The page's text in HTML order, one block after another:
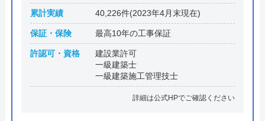
累計実績 40,226件(2023年4月末現在)
保証・保険 最高10年の工事保証
許認可・資格
建設業許可
一級建築士
一級建築施工管理技士
詳細は公式HPでご確認ください